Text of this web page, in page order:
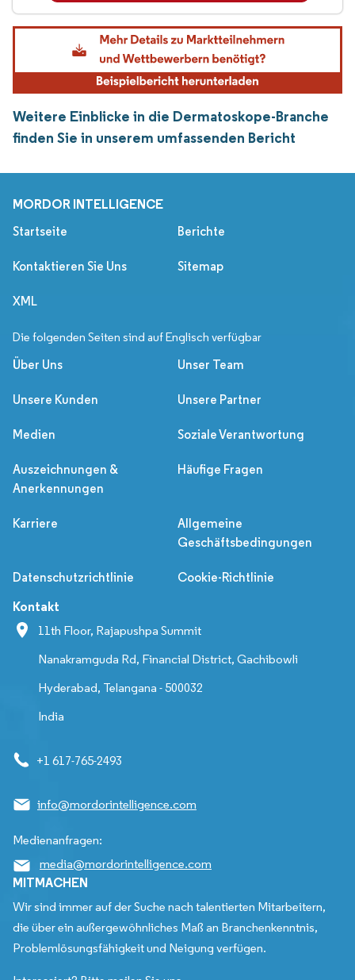
Weitere Einblicke in die Dermatoskope-Branche
finden Sie in unserem umfassenden Bericht
MORDOR INTELLIGENCE
Startseite Berichte
Kontaktieren Sie Uns Sitemap
XML
Die folgenden Seiten sind auf Englisch verfügbar
Über Uns Unser Team
Unsere Kunden Unsere Partner
Medien Soziale Verantwortung
Auszeichnungen &
Anerkennungen
Häufige Fragen
Karriere
Allgemeine
Geschäftsbedingungen
Datenschutzrichtlinie Cookie-Richtlinie
Kontakt
11th Floor, Rajapushpa Summit
Nanakramguda Rd, Financial District, Gachibowli
Hyderabad, Telangana - 500032
India
+1 617-765-2493
info@mordorintelligence.com
Medienanfragen:
media@mordorintelligence.com
MITMACHEN
Wir sind immer auf der Suche nach talentierten Mitarbeitern,
die über ein außergewöhnliches Maß an Branchenkenntnis,
Problemlösungsfähigkeit und Neigung verfügen.